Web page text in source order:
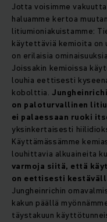
Jotta voisimme
haluamme kertoa
litiumioniakuistamme:
käytettäviä kemioita on
on erilaisia
Joissakin kemioissa
louhia eettisesti
kobolttia.
on paloturvallinen
ei palaessaan ruoki
yksinkertaisesti
Käyttämässämme
louhittavia alkuaineita
varmoja siitä, että
on eettisesti
Jungheinrichin
kakun päällä
täystakuun